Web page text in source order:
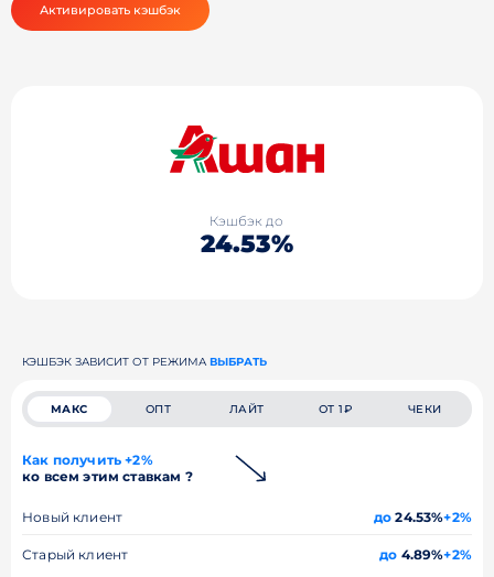
Активировать кэшбэк
Кэшбэк до
24.53%
КЭШБЭК ЗАВИСИТ ОТ РЕЖИМА ВЫБРАТЬ
МАКС ОПТ ЛАЙТ ОТ 1₽ ЧЕКИ
Как получить +2%
ко всем этим ставкам ?
Новый клиент до 24.53%+2%
Старый клиент до 4.89%+2%